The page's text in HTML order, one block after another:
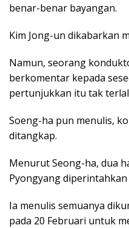
benar-benar bayangan.
Kim Jong-un dikabarkan
Namun, seorang
berkomentar kepada
pertunjukkan itu tak
Soeng-ha pun menulis,
ditangkap.
Menurut Seong-ha, dua
Pyongyang
Ia menulis semuanya
pada 20 Februari untuk